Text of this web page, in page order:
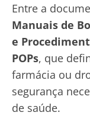
Entre a
Manuais de
e
POPs, que
farmácia ou
segurança
de saúde.